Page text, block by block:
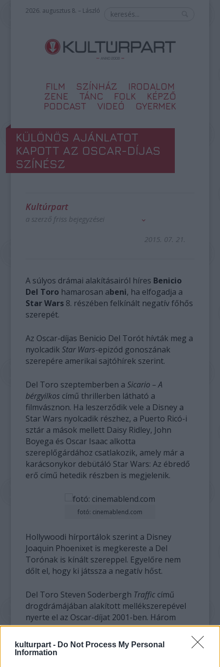
kulturpart - Do Not Process My Personal
Information
2026. augusztus 8. – László
FILM SZÍNHÁZ
IRODALOM
ZENE
TÁNC FOLK
KÉPZŐ
PODCAST
VIDEÓ GYERMEK
KÜLÖNÖS AJÁNLATOT
KAPOTT AZ OSCAR-DÍJAS
SZÍNÉSZ
Kultúrpart
a szerző friss bejegyzései
2015. 07. 21.
A súlyos drámai alakításairól híres Benicio
Del Toro hamarosan abeni, ha elfogadja a
Star Wars 8. részében felkínált negatív főhős
szerepét.
Az Oscar-díjas Benicio Del Torót hívták meg a
nyolcadikStar Wars-epizód gonoszának
szerepére amerikai sajtóhírek szerint.
Del Toro szeptemberben aSicario – A
bérgyilkos című thrillerben látható a
filmvásznon. Ha leszerződik vele a Disney a
Star Wars nyolcadik részhez, a Puerto Ricó-i
sztár a mások mellett Daisy Ridley, John
Boyega és Oscar Isaac alkotta
szereplőgárdához csatlakozik, amely már a
karácsonykor debütáló Star Wars: Az ébredő
erő című hetedik részben is megjelenik.
fotó: cinemablend.com
Hollywoodi hírportálok szerint a Disney
Joaquin Phoenixet is megkereste a Del
Torónak is kínált szereppel. Egyelőre nem
dőlt el, hogy ki játssza a negatív hőst.
Del Toro Steven Soderbergh Traffic című
drogdrámájában alakított mellékszerepével
nyerte el az Oscar-díjat 2001-ben. Három
évvel később ismét jelölték az amerikai
filmakadémia díjára a
21 gramm
című filmért,
2008-ban pedig ő játszotta el Che Guevarát a